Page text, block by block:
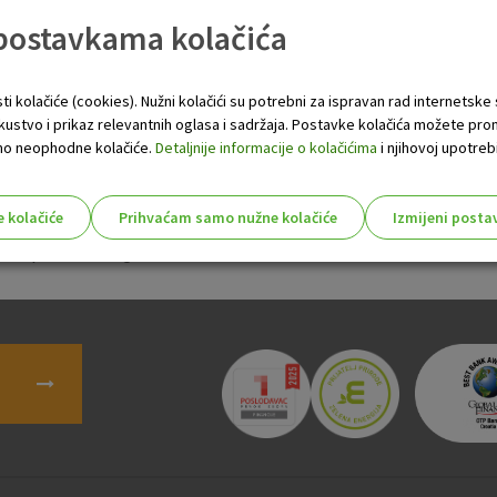
s fizičkim osobama te
i naknada u
poslovanja OTP Banka Hrvatska dioničko društvo u kreditnom
i naknada u poslovanju sa stanovništvom
2018. godine.
kolačića
kolačiće (cookies). Nužni kolačići su potrebni za ispravan rad
i prikaz relevantnih oglasa i sadržaja. Postavke kolačića možete
neophodne kolačiće. Detaljnije informacije o kolačićima i njihovoj
kolačiće Prihvaćam samo nužne kolačiće
Izmijeni
Nužni (tehnički) kolačići - uvijek
Ovi kolačići nužni su za funkcioniranje
isključiti u našim sustavima. Uobičajeno se